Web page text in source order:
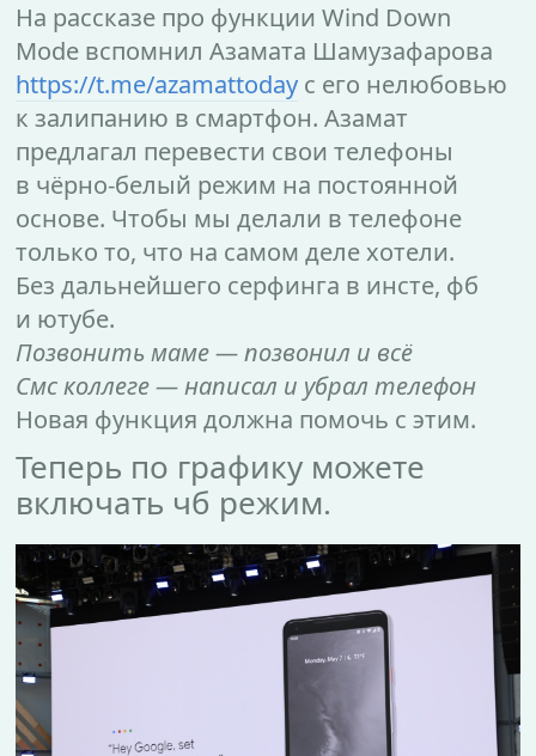
На рассказе про функции Wind Down
Mode вспомнил Азамата Шамузафарова
https://t.me/azamattoday с его нелюбовью
к залипанию в смартфон. Азамат
предлагал перевести свои телефоны
в чёрно-белый режим на постоянной
основе. Чтобы мы делали в телефоне
только то, что на самом деле хотели.
Без дальнейшего серфинга в инсте, фб
и ютубе.
Позвонить маме — позвонил и всё
Смс коллеге — написал и убрал телефон
Новая функция должна помочь с этим.
Теперь по графику можете
включать чб режим.